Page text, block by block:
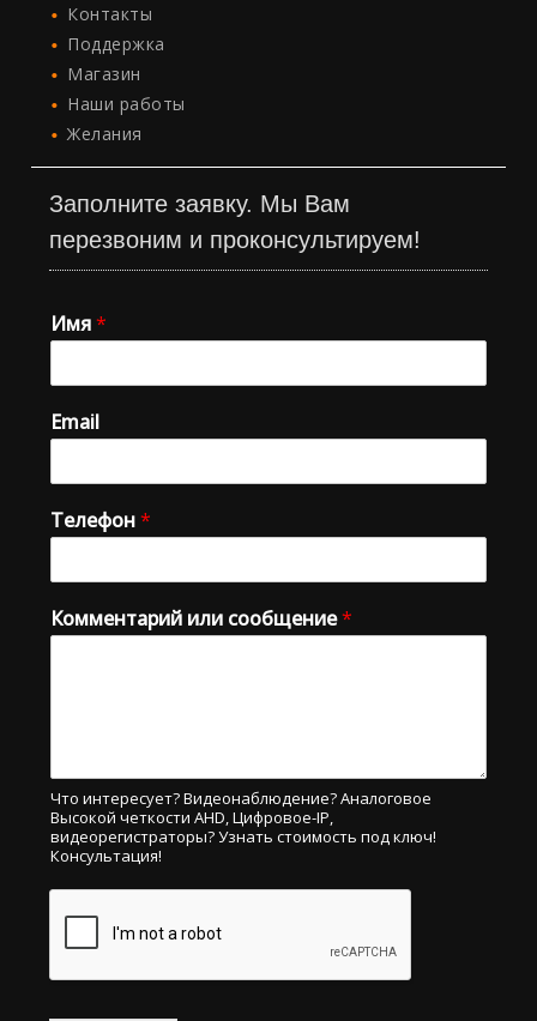
Контакты
Поддержка
Магазин
Наши работы
Желания
Заполните заявку. Мы Вам
перезвоним и проконсультируем!
Имя*
Email
Телефон*
Комментарий или сообщение*
Что интересует? Видеонаблюдение? Аналоговое
Высокой четкости AHD, Цифровое-IP,
видеорегистраторы? Узнать стоимость под ключ!
Консультация!